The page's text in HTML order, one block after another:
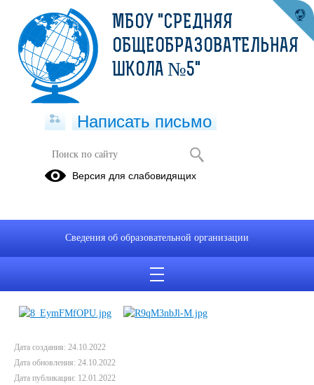
Урок безопасности
На прошлой неделе обучающиеся 6б класса члены клуба
"Огнеборец" дали урок безопасности во 2е классе. Ребята
как действовать когда случился пожар
Дата создания: 24.10.2022
Дата обновления: 24.10.2022
Дата публикации: 12.01.2022
МБОУ "СРЕДНЯЯ
ОБЩЕОБРАЗОВАТЕЛЬНАЯ
ШКОЛА №5"
Написать письмо
Версия для слабовидящих
Сведения об образовательной организации